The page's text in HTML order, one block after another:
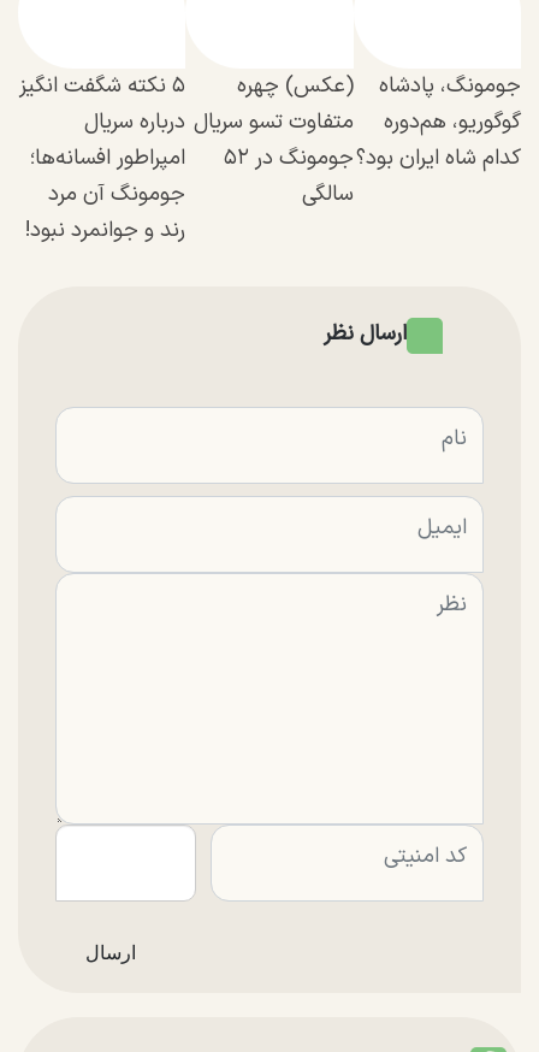
جومونگ، پادشاه
گوگوریو، هم‌دوره
کدام شاه ایران بود؟
(عکس) چهره
متفاوت تسو سریال
جومونگ در ۵۲
سالگی
۵ نکته شگفت انگیز
درباره سریال
امپراطور افسانه‌ها؛
جومونگ آن مرد
رند و جوانمرد نبود!
ارسال نظر